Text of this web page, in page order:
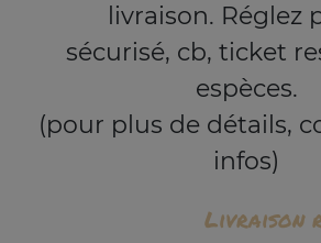
livraison. Réglez
sécurisé, cb, ticket
espèces.
(pour plus de détails,
infos)
Livraison